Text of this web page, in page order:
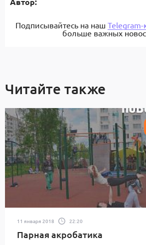
Подписывайтесь на наш Telegram-
больше важных
Читайте также
11 января 2018 22:20
Парная акробатика